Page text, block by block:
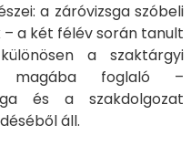
a záróvizsga szóbeli
– a két félév során tanult
a szaktárgyi
magába foglaló –
és a szakdolgozat
áll.